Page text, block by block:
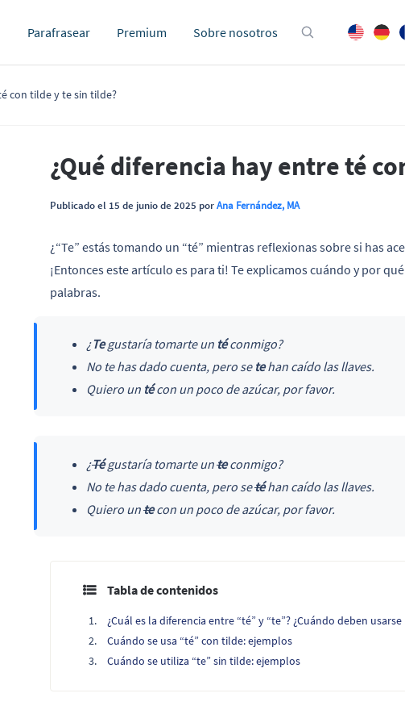
Parafrasear Premium Sobre nosotros
con tilde y te sin tilde?
¿Qué diferencia hay entre té
Publicado el 15 de junio de 2025 porAna Fernández, MA
¿“Te” estás tomando un “té” mientras reflexionas sobre si has
¡Entonces este artículo es para ti! Te explicamos cuándo y por
palabras.
¿Tegustaría tomarte un téconmigo?
No te has dado cuenta, pero se tehan caído las llaves.
Quiero un técon un poco de azúcar, por favor.
¿Tégustaría tomarte unteconmigo?
No te has dado cuenta, pero setéhan caído las llaves.
Quiero untecon un poco de azúcar, por favor.
Tabla de contenidos
¿Cuál es la diferencia entre “té” y “te”? ¿Cuándo deben
Cuándo se usa “té” con tilde: ejemplos
Cuándo se utiliza “te” sin tilde: ejemplos